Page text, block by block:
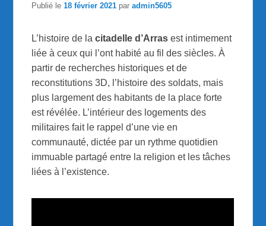
Publié le18 février 2021 paradmin5605
L’histoire de lacitadelle d’Arras est intimement
liée à ceux qui l’ont habité au fil des siècles. À
partir de recherches historiques et de
reconstitutions 3D, l’histoire des soldats, mais
plus largement des habitants de la place forte
est révélée. L’intérieur des logements des
militaires fait le rappel d’une vie en
communauté, dictée par un rythme quotidien
immuable partagé entre la religion et les tâches
liées à l’existence.